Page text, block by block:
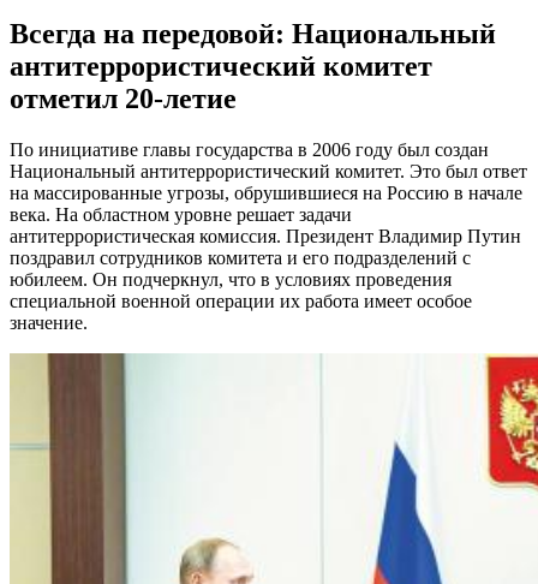
августа
07.08.2026 | 20:51
В Самаре пустят дополнительный транспорт в день матча КС
— "Балтика"
В Самаре временно изменят маршруты дачных автобусов №
172 и 174
07.08.2026 | 19:29
Лук, капуста и свекла: в Минпромторге Самарской области
рассказали, какие продукты дорожают летом
07.08.2026 | 19:11
В селе Усинское тушили крышу "заброшки" 7 августа
07.08.2026 | 18:55
В облизбиркоме разыграли порядок размещения эмблем
политических партий в избирательных бюллетенях
07.08.2026 | 18:49
В Самарской области продлили ограничения по купанию на
Вячеслав Федорищев впервые вручил знак "За вклад в
развитие Самарской области" выдающимся жителям
В Тольятти отремонтируют тротуары и проезды
Всегда на передовой: Национальный
антитеррористический комитет
отметил 20-летие
По инициативе главы государства в 2006 году был создан
Национальный антитеррористический комитет. Это был ответ
на массированные угрозы, обрушившиеся на Россию в начале
века. На областном уровне решает задачи
антитеррористическая комиссия. Президент Владимир Путин
поздравил сотрудников комитета и его подразделений с
юбилеем. Он подчеркнул, что в условиях проведения
специальной военной операции их работа имеет особое
значение.